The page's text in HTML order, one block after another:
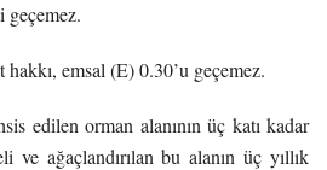
geçemez.
hakkı, emsal (E) 0.30’u geçemez.
edilen orman alanının üç katı kadar
ve ağaçlandırılan bu alanın üç yıllık